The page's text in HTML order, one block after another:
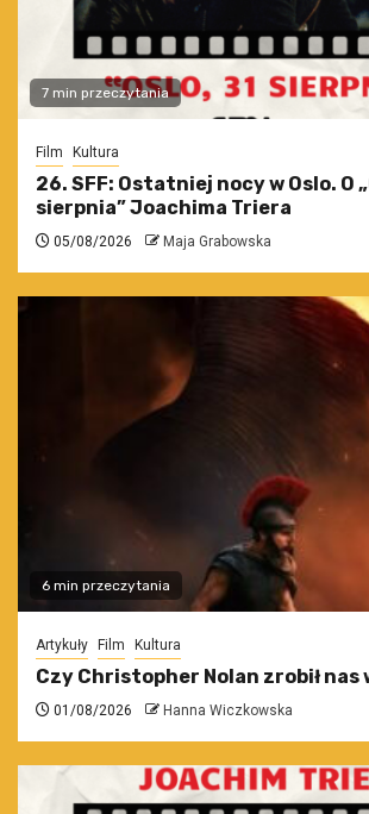
7 min przeczytania
Film Kultura
26. SFF: Ostatniej nocy w Oslo. O
sierpnia” Joachima Triera
05/08/2026 Maja Grabowska
6 min przeczytania
Artykuły Film Kultura
Czy Christopher Nolan zrobił nas
01/08/2026 Hanna Wiczkowska